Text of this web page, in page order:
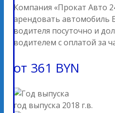
Компания «Прокат Авто
арендовать автомобиль
водителя посуточно и
водителем с оплатой за
от 361 BYN
год выпуска 2018 г.в.